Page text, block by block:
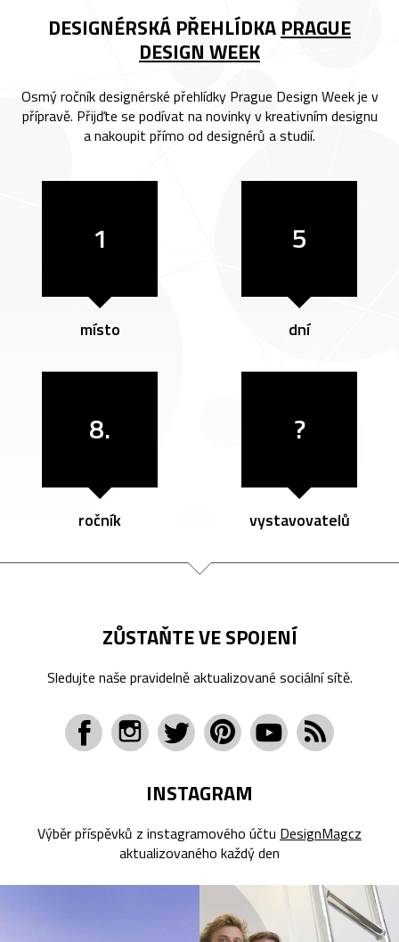
DESIGNÉRSKÁ PŘEHLÍDKA PRAGUE
DESIGN WEEK
Osmý ročník designérské přehlídky Prague Design Week je v
přípravě. Přijďte se podívat na novinky v kreativním designu
a nakoupit přímo od designérů a studií.
1
místo
5
dní
8.
ročník
?
vystavovatelů
ZŮSTAŇTE VE SPOJENÍ
Sledujte naše pravidelně aktualizované sociální sítě.
INSTAGRAM
Výběr příspěvků z instagramového účtu DesignMagcz
aktualizovaného každý den